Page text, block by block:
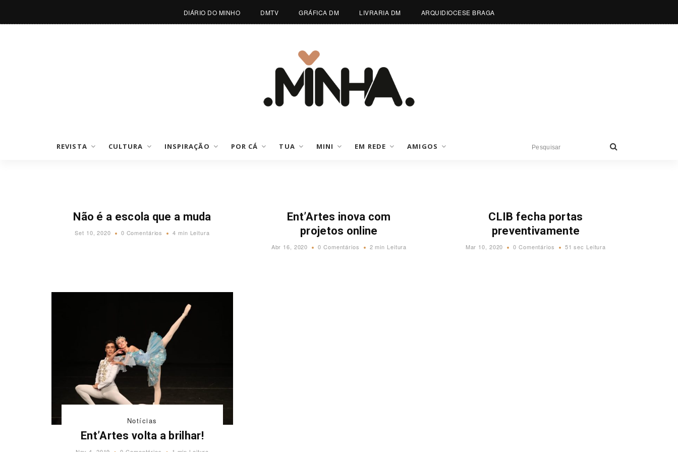
DIÁRIO DO MINHO DMTV GRÁFICA DM LIVRARIA DM ARQUIDIOCESE BRAGA
REVISTA CULTURA INSPIRAÇÃO POR CÁ TUA MINI EM REDE AMIGOS
Não é a escola que a muda
Set 10, 2020 0 Comentários 4 min Leitura
Ent’Artes inova com
projetos online
Abr 16, 2020 0 Comentários 2 min Leitura
CLIB fecha portas
preventivamente
Mar 10, 2020 0 Comentários 51 sec Leitura
Notícias
Ent’Artes volta a brilhar!